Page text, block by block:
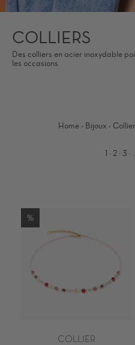
COLLIERS
Des colliers en acier inoxydable
les occasions
Home · Bijoux ·
1 · 2 · 3 ·
%
COLLIER